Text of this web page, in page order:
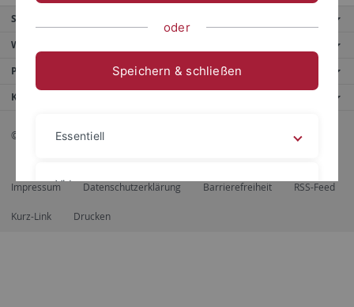
Service
Weitere Angebote
Portale
Kontaktinfo
© 2026 Eberhard Karls Universität Tübingen, Tübingen
Impressum Datenschutzerklärung Barrierefreiheit RSS-Feed
Kurz-Link Drucken
oder
Speichern & schließen
Essentiell
Videos